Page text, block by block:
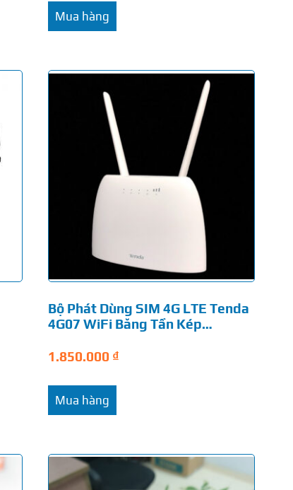
Mua hàng
Bộ Phát Dùng SIM 4G LTE Tenda
4G07 WiFi Băng Tần Kép…
1.850.000 ₫
Mua hàng